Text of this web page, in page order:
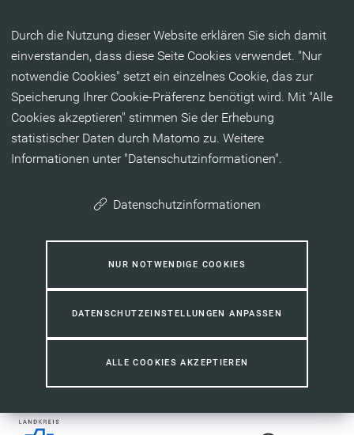
Durch die Nutzung dieser Website erklären Sie sich damit
einverstanden, dass diese Seite Cookies verwendet. "Nur
notwendie Cookies" setzt ein einzelnes Cookie, das zur
Speicherung Ihrer Cookie-Präferenz benötigt wird. Mit "Alle
Cookies akzeptieren" stimmen Sie der Erhebung
statistischer Daten durch Matomo zu. Weitere
Informationen unter "Datenschutzinformationen".
Datenschutzinformationen
NUR NOTWENDIGE COOKIES
DATENSCHUTZEINSTELLUNGEN ANPASSEN
ALLE COOKIES AKZEPTIEREN